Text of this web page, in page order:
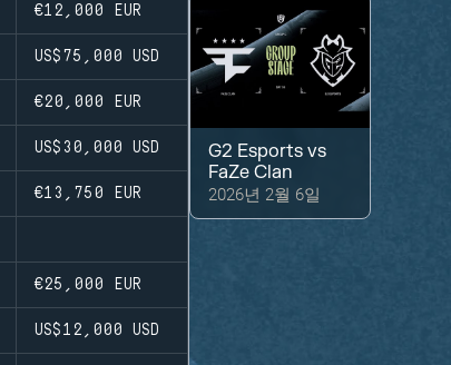
€12,000 EUR
US$75,000 USD
€20,000 EUR
US$30,000 USD
€13,750 EUR
€25,000 EUR
US$12,000 USD
G2 Esports vs
FaZe Clan
2026년 2월 6일